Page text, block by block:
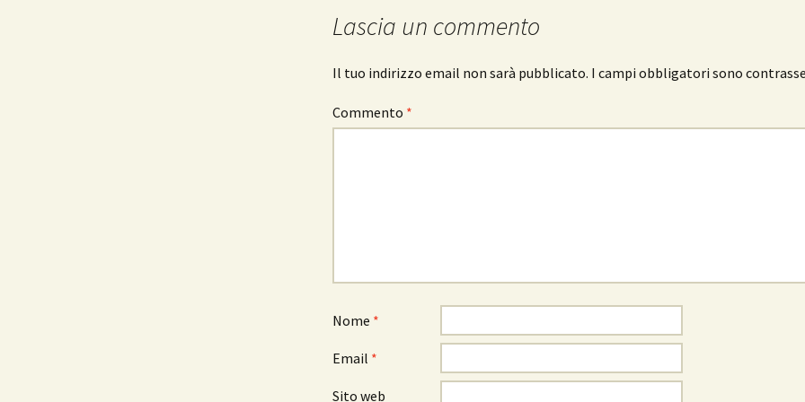
Lascia un commento
Il tuo indirizzo email non sarà pubblicato. I campi obbligatori sono
Commento *
Nome *
Email *
Sito web